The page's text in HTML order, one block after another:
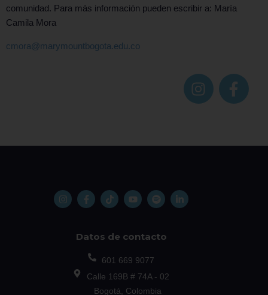
comunidad. Para más información pueden escribir a: María
Camila Mora
cmora@marymountbogota.edu.co
Datos de contacto
601 669 9077
Calle 169B # 74A - 02
Bogotá, Colombia